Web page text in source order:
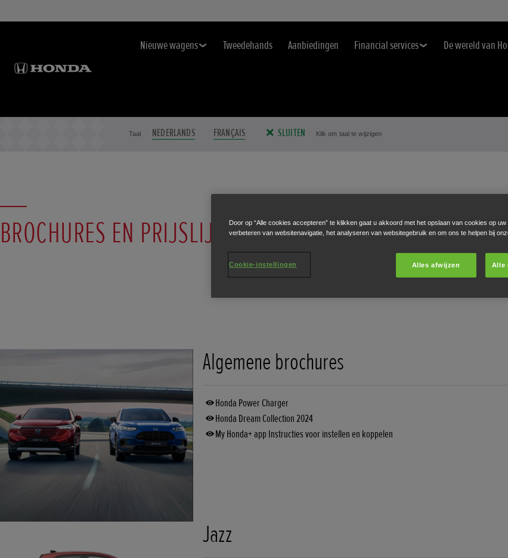
Nieuwe wagens Tweedehands Aanbiedingen Financial services De wereld van
Taal NEDERLANDS FRANÇAIS SLUITEN Klik om taal te wijzigen
BROCHURES EN PRIJSLIJSTEN
Algemene brochures
Honda Power Charger
Honda Dream Collection 2024
My Honda+ app Instructies voor instellen en koppelen
Jazz
Door op “Alle cookies accepteren” te klikken gaat u akkoord met het opslaan van cookies op
verbeteren van websitenavigatie, het analyseren van websitegebruik en om ons te helpen bij
Alles afwijzen Alle
Cookie-instellingen